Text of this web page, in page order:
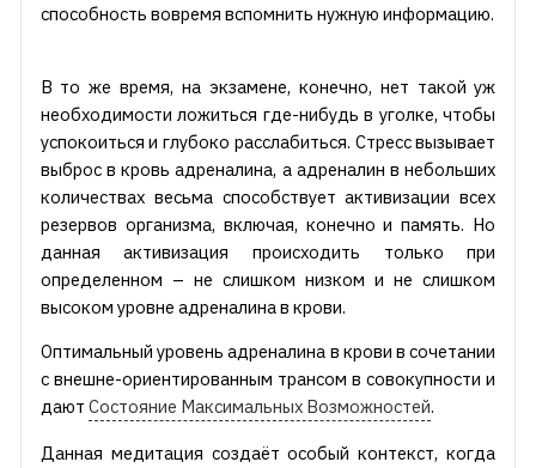
способность вовремя вспомнить нужную информацию.
В то же время, на экзамене, конечно, нет такой уж
необходимости ложиться где-нибудь в уголке, чтобы
успокоиться и глубоко расслабиться. Стресс вызывает
выброс в кровь адреналина, а адреналин в небольших
количествах весьма способствует активизации всех
резервов организма, включая, конечно и память. Но
данная активизация происходить только при
определенном – не слишком низком и не слишком
высоком уровне адреналина в крови.
Оптимальный уровень адреналина в крови в сочетании
с внешне-ориентированным трансом в совокупности и
дают Состояние Максимальных Возможностей.
Данная медитация создаёт особый контекст, когда